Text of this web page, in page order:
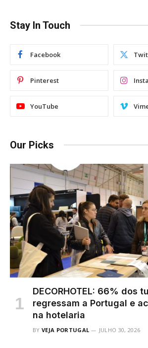
Stay In Touch
Facebook
Pinterest
YouTube
Our Picks
DECORHOTEL: 66% dos
regressam a Portugal e
na hotelaria
BY VEJA PORTUGAL JULHO 30, 2026